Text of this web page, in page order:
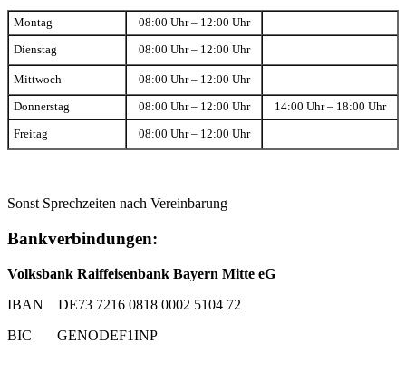
Montag 08:00 Uhr – 12:00 Uhr
Dienstag 08:00 Uhr – 12:00 Uhr
Mittwoch 08:00 Uhr – 12:00 Uhr
Donnerstag 08:00 Uhr – 12:00 Uhr 14:00 Uhr – 18:00 Uhr
Freitag 08:00 Uhr – 12:00 Uhr
Sonst Sprechzeiten nach Vereinbarung
Bankverbindungen:
Volksbank Raiffeisenbank Bayern Mitte eG
IBAN DE73 7216 0818 0002 5104 72
BIC GENODEF1INP